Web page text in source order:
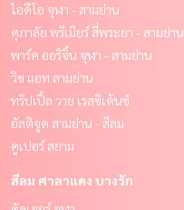
ไอดีโอ จุฬา - สามย่าน
ศุภาลัย พรีเมียร์ สี่พระยา - สามย่าน
พาร์ค ออริจิ้น จุฬา - สามย่าน
วิช แอท สามย่าน
ทริปเปิ้ล วาย เรสซิเด้นซ์
อัลติจูด สามย่าน - สีลม
คูเปอร์ สยาม
สีลม ศาลาแดง บางรัก